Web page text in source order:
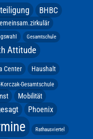
BHBC
Gesamtschule
Attitude
Center Haushalt
Gesamtschule
Mobilität
Phoenix
Rathausviertel